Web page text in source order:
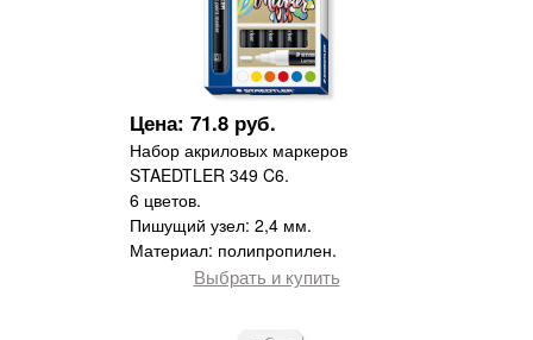
Цена: 71.8 руб.
Набор акриловых маркеров
STAEDTLER 349 C6.
6 цветов.
Пишущий узел: 2,4 мм.
Материал: полипропилен.
Выбрать и купить